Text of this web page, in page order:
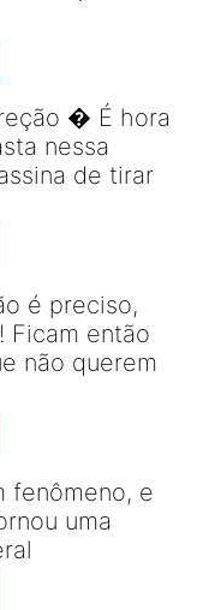
� É hora
nessa
de tirar
é preciso,
Ficam então
não querem
fenômeno, e
uma